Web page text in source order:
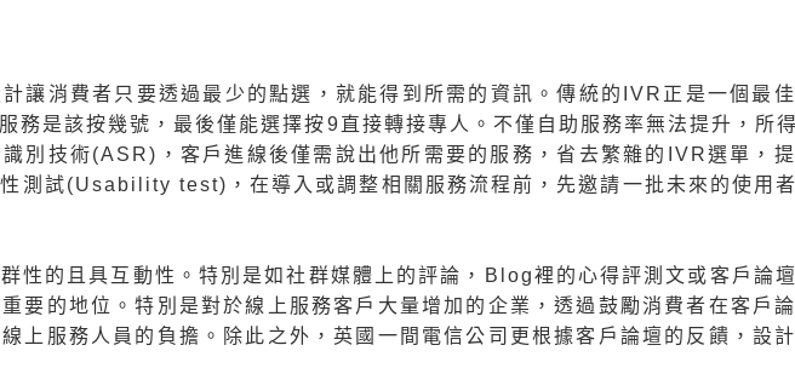
讓消費者只要透過最少的點選，就能得到所需的資訊。傳統的IVR正是一個最
務是該按幾號，最後僅能選擇按9直接轉接專人。不僅自助服務率無法提升，所
別技術(ASR)，客戶進線後僅需說出他所需要的服務，省去繁雜的IVR選單，
測試(Usability test)，在導入或調整相關服務流程前，先邀請一批未來的使用
性的且具互動性。特別是如社群媒體上的評論，Blog裡的心得評測文或客戶論
要的地位。特別是對於線上服務客戶大量增加的企業，透過鼓勵消費者在客戶
上服務人員的負擔。除此之外，英國一間電信公司更根據客戶論壇的反饋，設